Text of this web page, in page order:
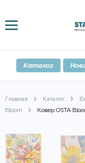
Каталог
Главная Каталог
Bloom
Ковер OSTA